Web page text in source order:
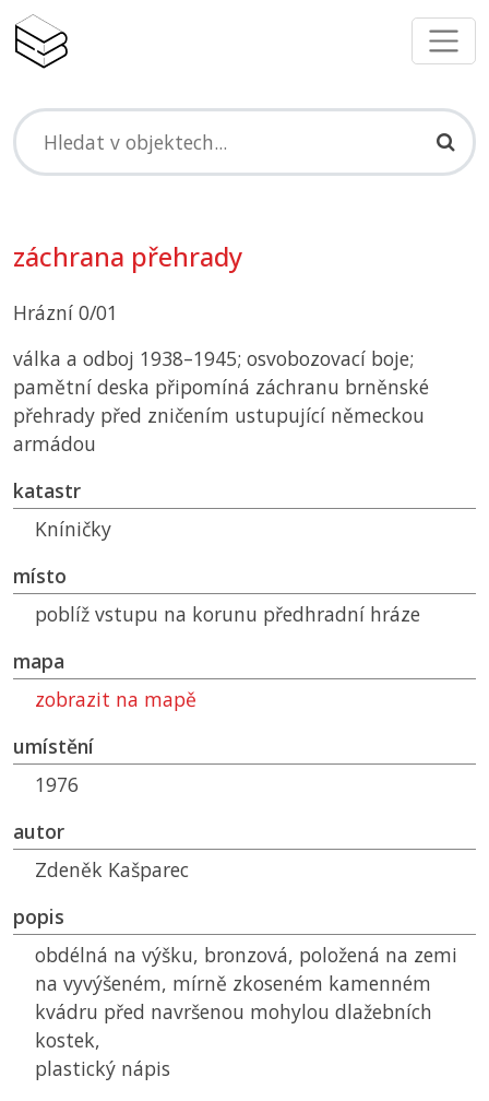
záchrana přehrady
Hrázní 0/01
válka a odboj 1938–1945; osvobozovací boje;
pamětní deska připomíná záchranu brněnské
přehrady před zničením ustupující německou
armádou
katastr
Kníničky
místo
poblíž vstupu na korunu předhradní hráze
mapa
zobrazit na mapě
umístění
1976
autor
Zdeněk Kašparec
popis
obdélná na výšku, bronzová, položená na zemi
na vyvýšeném, mírně zkoseném kamenném
kvádru před navršenou mohylou dlažebních
kostek,
plastický nápis